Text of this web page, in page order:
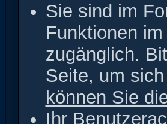
Sie sind im
Funktionen
zugänglich.
Seite, um
können Sie
Ihr